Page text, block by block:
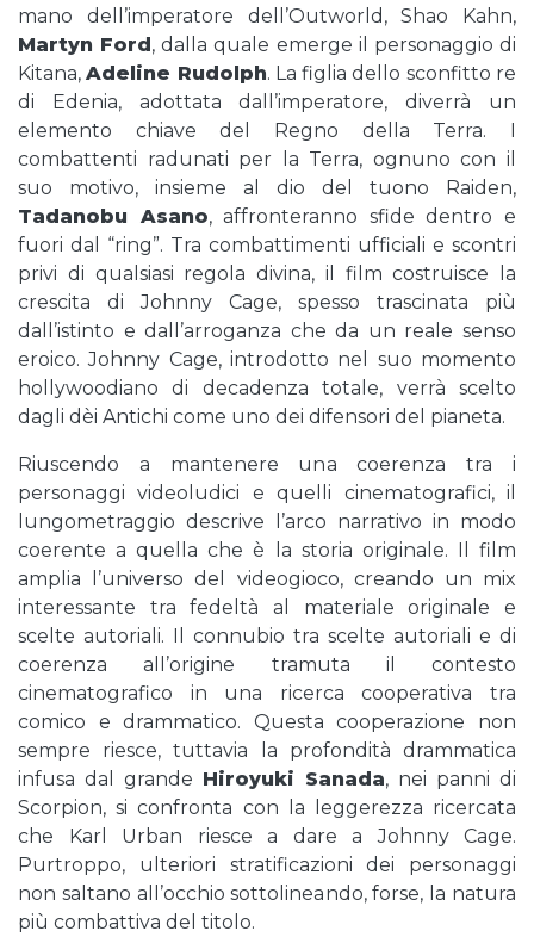
mano dell’imperatore dell’Outworld, Shao Kahn,
Martyn Ford, dalla quale emerge il personaggio di
Kitana,Adeline Rudolph. La figlia dello sconfitto re
di Edenia, adottata dall’imperatore, diverrà un
elemento chiave del Regno della Terra. I
combattenti radunati per la Terra, ognuno con il
suo motivo, insieme al dio del tuono Raiden,
Tadanobu Asano, affronteranno sfide dentro e
fuori dal “ring”. Tra combattimenti ufficiali e scontri
privi di qualsiasi regola divina, il film costruisce la
crescita di Johnny Cage, spesso trascinata più
dall’istinto e dall’arroganza che da un reale senso
eroico. Johnny Cage, introdotto nel suo momento
hollywoodiano di decadenza totale, verrà scelto
dagli dèi Antichi come uno dei difensori del pianeta.
Riuscendo a mantenere una coerenza tra i
personaggi videoludici e quelli cinematografici, il
lungometraggio descrive l’arco narrativo in modo
coerente a quella che è la storia originale. Il film
amplia l’universo del videogioco, creando un mix
interessante tra fedeltà al materiale originale e
scelte autoriali. Il connubio tra scelte autoriali e di
coerenza all’origine tramuta il contesto
cinematografico in una ricerca cooperativa tra
comico e drammatico. Questa cooperazione non
sempre riesce, tuttavia la profondità drammatica
infusa dal grande Hiroyuki Sanada, nei panni di
Scorpion, si confronta con la leggerezza ricercata
che Karl Urban riesce a dare a Johnny Cage.
Purtroppo, ulteriori stratificazioni dei personaggi
non saltano all’occhio sottolineando, forse, la natura
più combattiva del titolo.